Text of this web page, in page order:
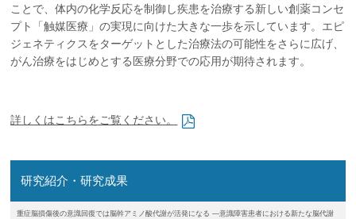
ことで、体内の化学反応を制御し疾患を治療する新しい創薬コンセ
プト「触媒医療」の実現に向けた大きな一歩を示しています。エピ
ジェネティクスをターゲットとした治療法の可能性をさらに広げ、
がん治療をはじめとする医療分野での応用が期待されます。
詳しくはこちらをご覧ください。
研究紹介・研究成果
重症脳損傷後の意識回復では脳幹アミノ酸代謝が活発になる ―意識障害患者における新たな脳代謝